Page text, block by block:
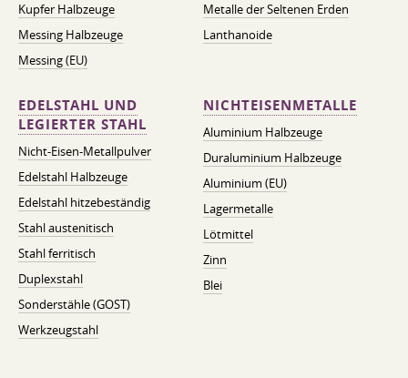
Kupfer Halbzeuge
Messing Halbzeuge
Messing (EU)
Metalle der Seltenen Erden
Lanthanoide
EDELSTAHL UND
LEGIERTER STAHL
Nicht-Eisen-Metallpulver
Edelstahl Halbzeuge
Edelstahl hitzebeständig
Stahl austenitisch
Stahl ferritisch
Duplexstahl
Sonderstähle (GOST)
Werkzeugstahl
NICHTEISENMETALLE
Aluminium Halbzeuge
Duraluminium Halbzeuge
Aluminium (EU)
Lagermetalle
Lötmittel
Zinn
Blei